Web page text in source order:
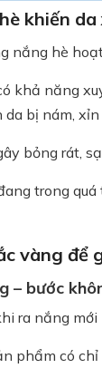
khiến
nắng hè
khả năng
bị nám, xỉn
bỏng rát,
trong
vàng để
– bước
ra nắng mới
phẩm có